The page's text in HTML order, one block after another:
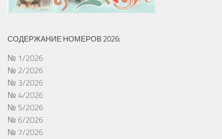
СОДЕРЖАНИЕ НОМЕРОВ 2026:
№ 1/2026
№ 2/2026
№ 3/2026
№ 4/2026
№ 5/2026
№ 6/2026
№ 7/2026